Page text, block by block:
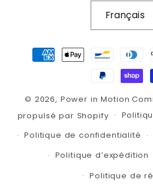
Français
Moyens de paiement
© 2026, Power in Motion
propulsé par Shopify
Politique de confidentialité
Politique d’expédition
Politique de